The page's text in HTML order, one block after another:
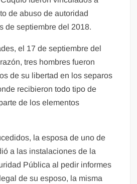
de abuso de autoridad
de septiembre del 2018.
el 17 de septiembre del
tres hombres fueron
de su libertad en los separos
recibieron todo tipo de
de los elementos
la esposa de uno de
a las instalaciones de la
Pública al pedir informes
de su esposo, la misma